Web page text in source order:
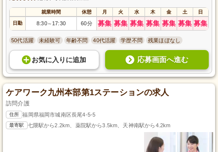
就業時間 休憩 月 火 水 木 金 土 日
日勤 8:30～ 17:30 60分 募集 募集 募集 募集 募集 募集 募集
50代活躍 未経験可 年齢不問 40代活躍 学歴不問 残業ほぼなし
お気に入り に追加 応募画面へ進む
ケアワーク九州本部第1ステーションの求人
訪問介護
住所 福岡県福岡市城南区長尾4-5-5
最寄駅 七隈駅から2.2km、薬院駅から3.5km、天神南駅から4.2km